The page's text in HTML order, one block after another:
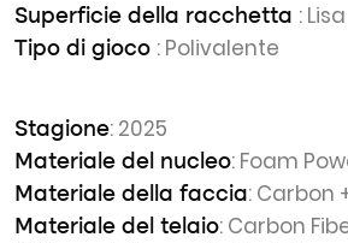
Superficie della racchetta : Lisa
Tipo di gioco : Polivalente
Stagione: 2025
Materiale del nucleo: Foam
Materiale della faccia: Carbon
Materiale del telaio: Carbon